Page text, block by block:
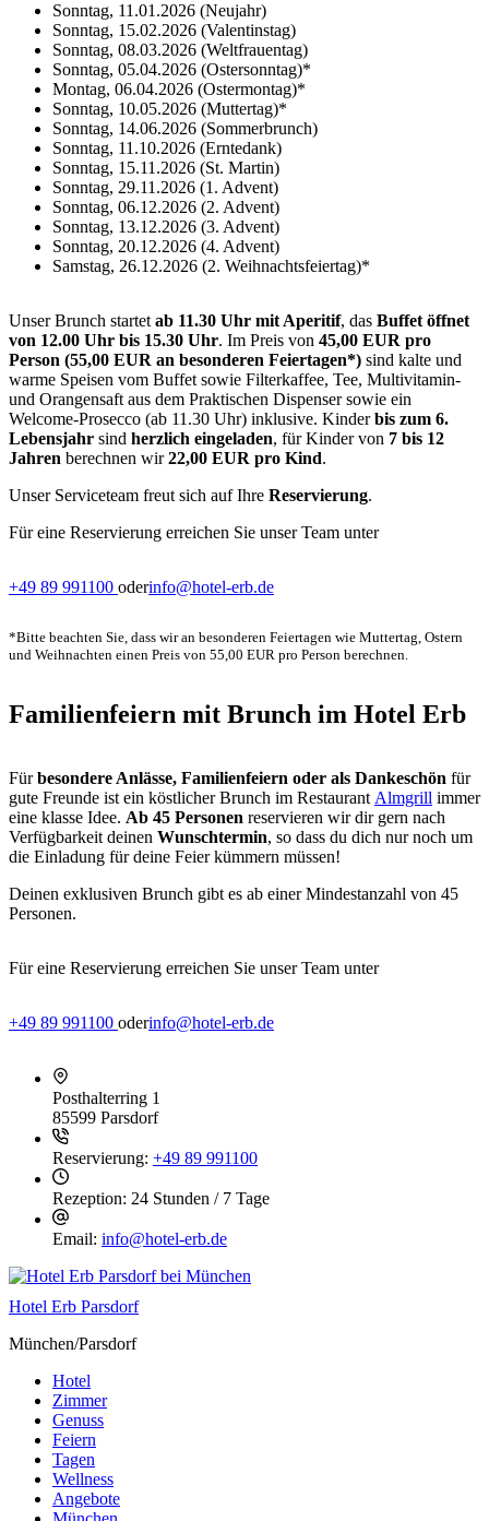
Sonntag, 11.01.2026 (Neujahr)
Sonntag, 15.02.2026 (Valentinstag)
Sonntag, 08.03.2026 (Weltfrauentag)
Sonntag, 05.04.2026 (Ostersonntag)*
Montag, 06.04.2026 (Ostermontag)*
Sonntag, 10.05.2026 (Muttertag)*
Sonntag, 14.06.2026 (Sommerbrunch)
Sonntag, 11.10.2026 (Erntedank)
Sonntag, 15.11.2026 (St. Martin)
Sonntag, 29.11.2026 (1. Advent)
Sonntag, 06.12.2026 (2. Advent)
Sonntag, 13.12.2026 (3. Advent)
Sonntag, 20.12.2026 (4. Advent)
Samstag, 26.12.2026 (2. Weihnachtsfeiertag)*
Unser Brunch startetab 11.30 Uhr mit Aperitif, das Buffet öffnet
von 12.00 Uhr bis 15.30 Uhr. Im Preis von 45,00 EUR pro
Person (55,00 EUR an besonderen Feiertagen*) sind kalte und
warme Speisen vom Buffet sowie Filterkaffee, Tee, Multivitamin-
und Orangensaft aus dem Praktischen Dispenser sowie ein
Welcome-Prosecco (ab 11.30 Uhr) inklusive. Kinderbis zum 6.
Lebensjahr sind herzlich eingeladen, für Kinder von 7 bis 12
Jahren berechnen wir22,00 EUR pro Kind.
Unser Serviceteam freut sich auf Ihre Reservierung.
Für eine Reservierung erreichen Sie unser Team unter
+49 89 991100 oderinfo@hotel-erb.de
*Bitte beachten Sie, dass wir an besonderen Feiertagen wie Muttertag, Ostern
und Weihnachten einen Preis von 55,00 EUR pro Person berechnen.
Familienfeiern mit Brunch im Hotel Erb
Fürbesondere Anlässe, Familienfeiern oder als Dankeschön für
gute Freunde ist ein köstlicher Brunch im Restaurant Almgrill immer
eine klasse Idee. Ab 45 Personen reservieren wir dir gern nach
Verfügbarkeit deinen Wunschtermin, so dass du dich nur noch um
die Einladung für deine Feier kümmern müssen!
Deinen exklusiven Brunch gibt es ab einer Mindestanzahl von 45
Personen.
Für eine Reservierung erreichen Sie unser Team unter
+49 89 991100 oderinfo@hotel-erb.de
Posthalterring 1
85599 Parsdorf
Reservierung: +49 89 991100
Rezeption: 24 Stunden / 7 Tage
Email: info@hotel-erb.de
Hotel Erb Parsdorf
München/Parsdorf
Hotel
Zimmer
Genuss
Feiern
Tagen
Wellness
Angebote